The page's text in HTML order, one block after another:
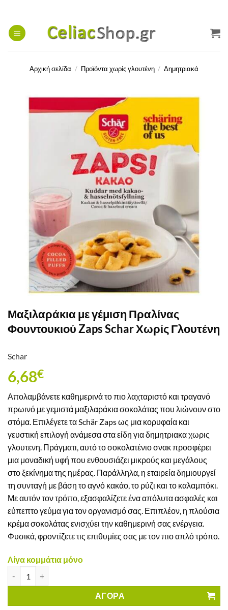
περιεχόμενο
Αρχική σελίδα / Προϊόντα χωρίς γλουτένη / Δημητριακά
Μαξιλαράκια με γέμιση Πραλίνας
Φουντουκιού Zaps Schar Χωρίς Γλουτένη
Schar
6,68€
Απολαμβάνετε καθημερινά το πιο λαχταριστό και τραγανό
πρωινό με γεμιστά μαξιλαράκια σοκολάτας που λιώνουν στο
στόμα. Επιλέγετε τα Schär Zaps ως μια κορυφαία και
γευστική επιλογή ανάμεσα στα είδη για δημητριακα χωρις
γλουτενη. Πράγματι, αυτό το σοκολατένιο σνακ προσφέρει
μια μοναδική υφή που ενθουσιάζει μικρούς και μεγάλους
στο ξεκίνημα της ημέρας. Παράλληλα, η εταιρεία δημιουργεί
τη συνταγή με βάση το αγνό κακάο, το ρύζι και το καλαμπόκι.
Με αυτόν τον τρόπο, εξασφαλίζετε ένα απόλυτα ασφαλές και
εύπεπτο γεύμα για τον οργανισμό σας. Επιπλέον, η πλούσια
κρέμα σοκολάτας ενισχύει την καθημερινή σας ενέργεια.
Φυσικά, φροντίζετε τις επιθυμίες σας με τον πιο απλό τρόπο.
Λίγα κομμάτια μόνο
ΑΓΟΡΑ